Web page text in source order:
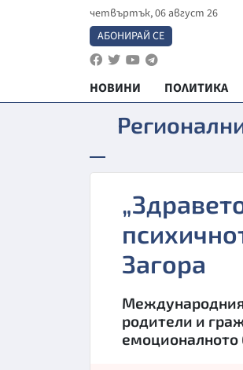
четвъртък, 06 август 26
АБОНИРАЙ СЕ
НОВИНИ ПОЛИТИКА
Загора
родители и
емоционалното